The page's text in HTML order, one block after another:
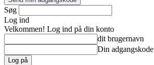
Søg
Log ind
Velkommen! Log ind på din konto
dit brugernavn
Din adgangskode